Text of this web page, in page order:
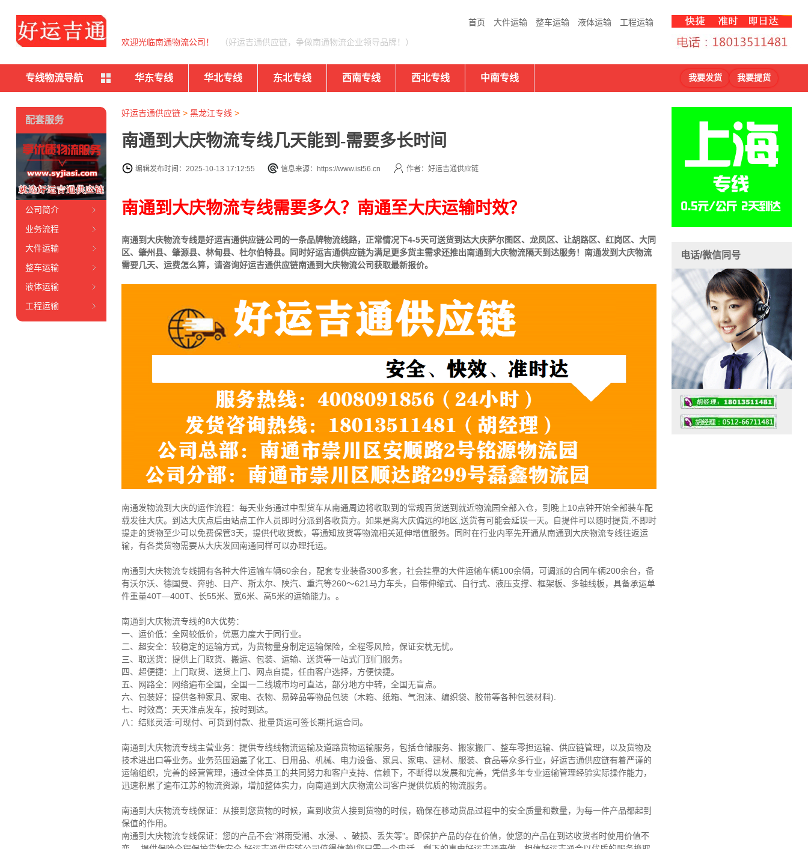
首页 大件运输 整车运输 液体运输 工程运输
欢迎光临南通物流公司！ （好运吉通供应链，争做南通物流企业领导品牌！）
专线物流导航 华东专线 华北专线 东北专线 西南专线 西北专线 中南专线 我要发货 我要提货
好运吉通供应链> 黑龙江专线 >
南通到大庆物流专线几天能到-需要多长时间
编辑发布时间：2025-10-13 17:12:55 信息来源：https://www.ist56.cn 作者：好运吉通供应链
南通到大庆物流专线需要多久？南通至大庆运输时效？
南通到大庆物流专线是好运吉通供应链公司的一条品牌物流线路，正常情况下4-5天可送货到达大庆萨尔图区、龙凤区、让胡路区、红岗区、大同
区、肇州县、肇源县、林甸县、杜尔伯特县。同时好运吉通供应链为满足更多货主需求还推出南通到大庆物流隔天到达服务！南通发到大庆物流
需要几天、运费怎么算，请咨询好运吉通供应链南通到大庆物流公司获取最新报价。
南通发物流到大庆的运作流程：每天业务通过中型货车从南通周边将收取到的常规百货送到就近物流园全部入仓，到晚上10点钟开始全部装车配
载发往大庆。到达大庆点后由站点工作人员即时分派到各收货方。如果是离大庆偏远的地区,送货有可能会延误一天。自提件可以随时提货,不即时
提走的货物至少可以免费保管3天，提供代收货款，等通知放货等物流相关延伸增值服务。同时在行业内率先开通从南通到大庆物流专线往返运
输，有各类货物需要从大庆发回南通同样可以办理托运。
南通到大庆物流专线拥有各种大件运输车辆60余台，配套专业装备300多套，社会挂靠的大件运输车辆100余辆，可调派的合同车辆200余台，备
有沃尔沃、德国曼、奔驰、日产、斯太尔、陕汽、重汽等260～621马力车头，自带伸缩式、自行式、液压支撑、框架板、多轴线板，具备承运单
件重量40T—400T、长55米、宽6米、高5米的运输能力。。
南通到大庆物流专线的8大优势：
一、运价低：全网较低价，优惠力度大于同行业。
二、超安全：较稳定的运输方式，为货物量身制定运输保险，全程零风险，保证安枕无忧。
三、取送货：提供上门取货、搬运、包装、运输、送货等一站式门到门服务。
四、超便捷：上门取货、送货上门、网点自提，任由客户选择，方便快捷。
五、网路全：网络遍布全国，全国一二线城市均可直达，部分地方中转，全国无盲点。
六、包装好：提供各种家具、家电、衣物、易碎品等物品包装（木箱、纸箱、气泡沫、编织袋、胶带等各种包装材料).
七、时效高：天天准点发车，按时到达。
八：结账灵活:可现付、可货到付款、批量货运可签长期托运合同。
南通到大庆物流专线主营业务：提供专线线物流运输及道路货物运输服务，包括仓储服务、搬家搬厂、整车零担运输、供应链管理，以及货物及
技术进出口等业务。业务范围涵盖了化工、日用品、机械、电力设备、家具、家电、建材、服装、食品等众多行业，好运吉通供应链有着严谨的
运输组织，完善的经营管理，通过全体员工的共同努力和客户支持、信赖下，不断得以发展和完善，凭借多年专业运输管理经验实际操作能力，
迅速积累了遍布江苏的物流资源，增加整体实力，向南通到大庆物流公司客户提供优质的物流服务。
南通到大庆物流专线保证：从接到您货物的时候，直到收货人接到货物的时候，确保在移动货品过程中的安全质量和数量，为每一件产品都起到
保值的作用。
南通到大庆物流专线保证：您的产品不会"淋雨受潮、水浸、、破损、丢失等"。即保护产品的存在价值，使您的产品在到达收货者时使用价值不
配套服务
公司简介
业务流程
大件运输
整车运输
液体运输
工程运输
电话/微信同号